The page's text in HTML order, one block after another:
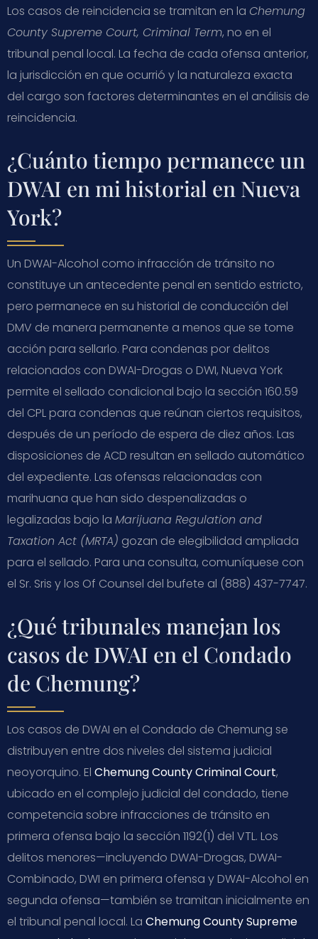
Los casos de reincidencia se tramitan en la Chemung
County Supreme Court, Criminal Term, no en el
tribunal penal local. La fecha de cada ofensa anterior,
la jurisdicción en que ocurrió y la naturaleza exacta
del cargo son factores determinantes en el análisis de
reincidencia.
¿Cuánto tiempo permanece un
DWAI en mi historial en Nueva
York?
Un DWAI-Alcohol como infracción de tránsito no
constituye un antecedente penal en sentido estricto,
pero permanece en su historial de conducción del
DMV de manera permanente a menos que se tome
acción para sellarlo. Para condenas por delitos
relacionados con DWAI-Drogas o DWI, Nueva York
permite el sellado condicional bajo la sección 160.59
del CPL para condenas que reúnan ciertos requisitos,
después de un período de espera de diez años. Las
disposiciones de ACD resultan en sellado automático
del expediente. Las ofensas relacionadas con
marihuana que han sido despenalizadas o
legalizadas bajo la Marijuana Regulation and
Taxation Act (MRTA) gozan de elegibilidad ampliada
para el sellado. Para una consulta, comuníquese con
el Sr. Sris y los Of Counsel del bufete al (888) 437-7747.
¿Qué tribunales manejan los
casos de DWAI en el Condado
de Chemung?
Los casos de DWAI en el Condado de Chemung se
distribuyen entre dos niveles del sistema judicial
neoyorquino. El Chemung County Criminal Court,
ubicado en el complejo judicial del condado, tiene
competencia sobre infracciones de tránsito en
primera ofensa bajo la sección 1192(1) del VTL. Los
delitos menores—incluyendo DWAI-Drogas, DWAI-
Combinado, DWI en primera ofensa y DWAI-Alcohol en
segunda ofensa—también se tramitan inicialmente en
el tribunal penal local. La Chemung County Supreme